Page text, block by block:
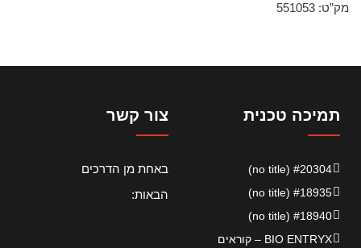
מק”ט: 551053
צור קשר
באחת מן הדרכים
הבאות:
תמיכה טכנית
#20304 (no title)
#18935 (no title)
#18940 (no title)
BIO ENTRYX – קוראים